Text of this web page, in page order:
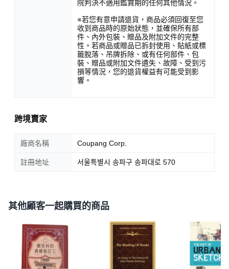
院判決不適用鑑賞期的任何其他情況。
※若您有意申請退貨，商品必須回復至您
收到商品時的原始狀態，並確保所有部
件、內外包裝、贈品及附加文件的完整
性。若商品或贈品已拆封使用、貼紙或標
籤脫落、吊牌拆除、或有任何部件、包
裝、贈品或附加文件遺失、故障、受到污
損等情況，您的退貨權益有可能受到影
響。
跨境賣家
廠商名稱 Coupang Corp.
註冊地址 서울특별시 송파구 송파대로 570
其他顧客一起購買的商品